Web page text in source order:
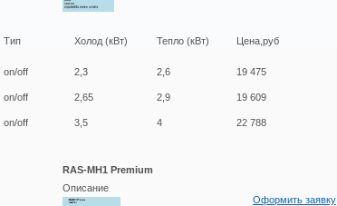
Тип Холод (кВт) Тепло (кВт) Цена,руб
on/off 2,3 2,6 19 475
on/off 2,65 2,9 19 609
on/off 3,5 4 22 788
RAS-MH1 Premium
Описание
Оформить заявку